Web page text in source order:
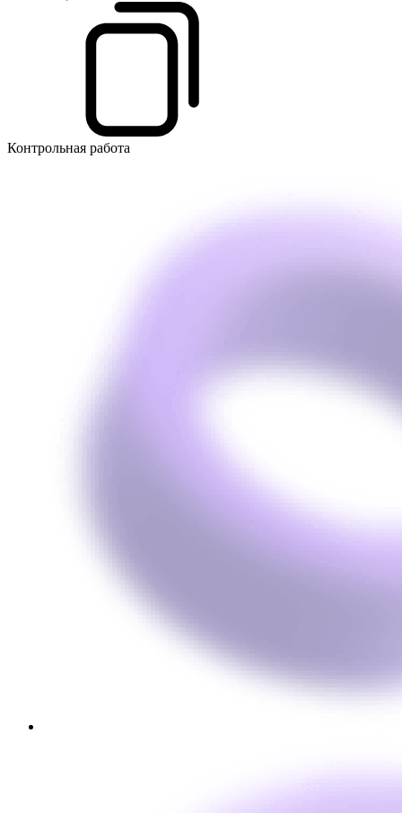
Контрольная работа